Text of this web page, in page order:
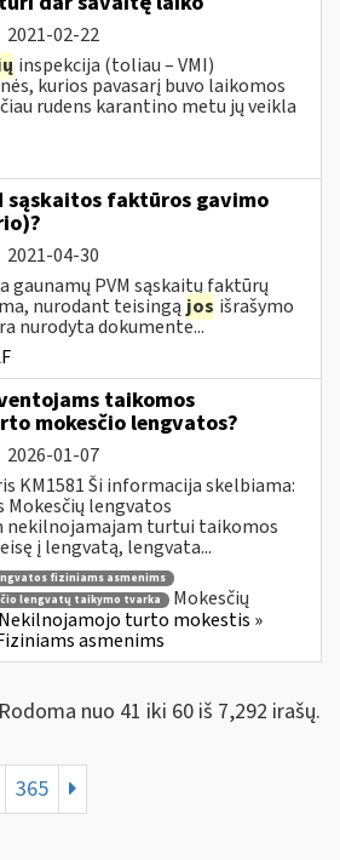
2021-02-22
inspekcija (toliau – VMI)
kurios pavasarį buvo laikomos
rudens karantino metu jų veikla
sąskaitos faktūros gavimo
2021-04-30
gaunamų PVM sąskaitų faktūrų
nurodant teisingą jos išrašymo
nurodyta dokumente...
taikomos
mokesčio lengvatos?
2026-01-07
KM1581 Ši informacija skelbiama:
Mokesčių lengvatos
nekilnojamajam turtui taikomos
į lengvatą, lengvata...
fiziniams asmenims
lengvatų taikymo tvarka
Mokesčių
Nekilnojamojo turto mokestis »
asmenims
Rodoma nuo 41 iki 60 iš 7,292 irašų.
365